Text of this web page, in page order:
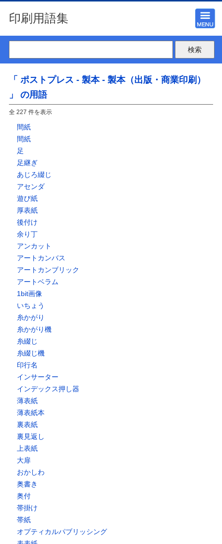
印刷用語集
「 ポストプレス - 製本 - 製本（出版・商業印刷）
」 の用語
全 227 件を表示
間紙
間紙
足
足継ぎ
あじろ綴じ
アセンダ
遊び紙
厚表紙
後付け
余り丁
アンカット
アートカンバス
アートカンブリック
アートベラム
1bit画像
いちょう
糸かがり
糸かがり機
糸綴じ
糸綴じ機
印行名
インサーター
インデックス押し器
薄表紙
薄表紙本
裏表紙
裏見返し
上表紙
大扉
おかしわ
奥書き
奥付
帯掛け
帯紙
オプティカルパブリッシング